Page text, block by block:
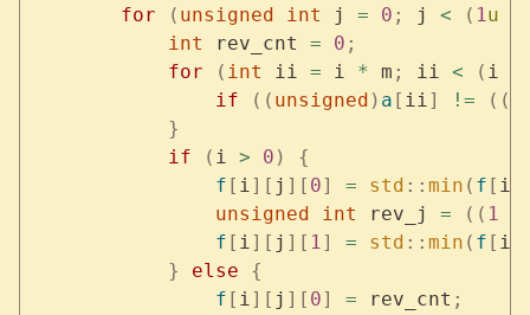
        for
( unsigned int j = 0 ; j < ( 1u
            int
rev_cnt = 0 ;
            for
( int ii = i * m ; ii < ( i
                if
(( unsigned ) a [ ii] != ((
            }
            if
( i > 0 )
{
                f
[ i][ j ][ 0] = std :: min ( f [ i
                unsigned
int rev_j = (( 1
                f
[ i][ j ][ 1] = std :: min ( f [ i
            }
else {
                f
[ i][ j ][ 0] = rev_cnt ;